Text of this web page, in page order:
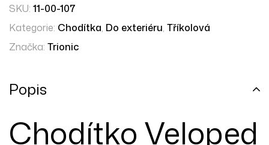
SKU: 11-00-107
Kategorie: Chodítka, Do exteriéru, Tříkolová
Značka: Trionic
Popis
Chodítko Veloped